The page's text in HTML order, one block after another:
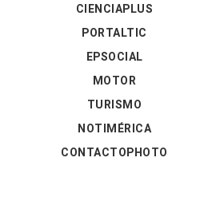
CIENCIAPLUS
PORTALTIC
EPSOCIAL
MOTOR
TURISMO
NOTIMÉRICA
CONTACTOPHOTO